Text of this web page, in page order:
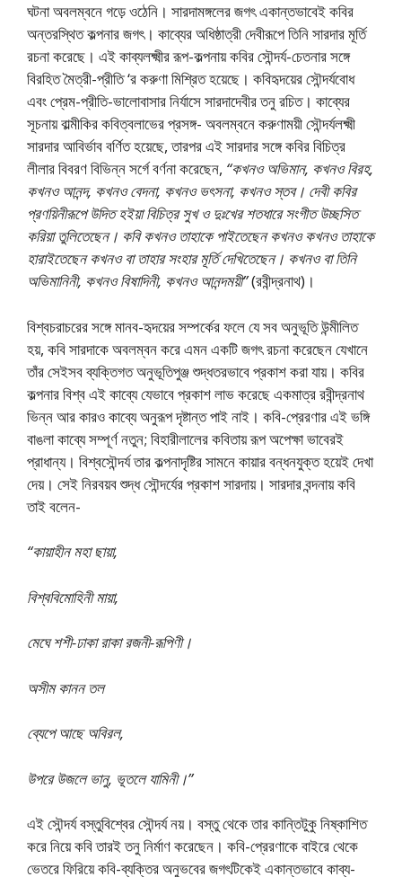
ঘটনা অবলম্বনে গড়ে ওঠেনি। সারদামঙ্গলের জগৎ একান্তভাবেই কবির
অন্তরস্থিত কল্পনার জগৎ। কাব্যের অধিষ্ঠাত্রী দেবীরূপে তিনি সারদার মূর্তি
রচনা করেছে। এই কাব্যলক্ষ্মীর রূপ-কল্পনায় কবির সৌন্দর্য-চেতনার সঙ্গে
বিরহিত মৈত্রী-প্রীতি ‘র করুণা মিশ্রিত হয়েছে। কবিহৃদয়ের সৌন্দর্যবােধ
এবং প্রেম-প্রীতি-ভালােবাসার নির্যাসে সারদাদেবীর তনু রচিত। কাব্যের
সূচনায় বাল্মীকির কবিত্বলাভের প্রসঙ্গ- অবলম্বনে করুণাময়ী সৌন্দর্যলক্ষ্মী
সারদার আবির্ভাব বর্ণিত হয়েছে, তারপর এই সারদার সঙ্গে কবির বিচিত্র
লীলার বিবরণ বিভিন্ন সর্গে বর্ণনা করেছেন, “কখনও অভিমান, কখনও বিরহ,
কখনও আনন্দ, কখনও বেদনা, কখনও ভৎসনা, কখনও স্তব। দেবী কবির
প্রণয়িনীরূপে উদিত হইয়া বিচিত্র সুখ ও দুঃখের শতধারে সংগীত উচ্ছসিত
করিয়া তুলিতেছেন। কবি কখনও তাহাকে পাইতেছেন কখনও কখনও তাহাকে
হারাইতেছেন কখনও বা তাহার সংহার মূর্তি দেখিতেছেন। কখনও বা তিনি
অভিমানিনী, কখনও বিষাদিনী, কখনও আনন্দময়ী”(রবীন্দ্রনাথ)।
বিশ্বচরাচরের সঙ্গে মানব-হৃদয়ের সম্পর্কের ফলে যে সব অনুভূতি উন্মীলিত
হয়, কবি সারদাকে অবলম্বন করে এমন একটি জগৎ রচনা করেছেন যেখানে
তাঁর সেইসব ব্যক্তিগত অনুভূতিপুঞ্জ শুদ্ধতরভাবে প্রকাশ করা যায়। কবির
কল্পনার বিশ্ব এই কাব্যে যেভাবে প্রকাশ লাভ করেছে একমাত্র রবীন্দ্রনাথ
ভিন্ন আর কারও কাব্যে অনুরূপ দৃষ্টান্ত পাই নাই। কবি-প্রেরণার এই ভঙ্গি
বাঙলা কাব্যে সম্পূর্ণ নতুন; বিহারীলালের কবিতায় রূপ অপেক্ষা ভাবেরই
প্রাধান্য। বিশ্বসৌন্দর্য তার কল্পনাদৃষ্টির সামনে কায়ার বন্ধনযুক্ত হয়েই দেখা
দেয়। সেই নিরবয়ব শুদ্ধ সৌন্দর্যের প্রকাশ সারদায়। সারদার বন্দনায় কবি
তাই বলেন-
“কায়াহীন মহা ছায়া,
বিশ্ববিমােহিনী মায়া,
মেঘে শশী-ঢাকা রাকা রজনী-রূপিণী।
অসীম কানন তল
ব্যেপে আছে অবিরল,
উপরে উজলে ভানু, ভূতলে যামিনী।”
এই সৌন্দর্য বস্তুবিশ্বের সৌন্দর্য নয়। বস্তু থেকে তার কান্তিটুকু নিষ্কাশিত
করে নিয়ে কবি তারই তনু নির্মাণ করেছেন। কবি-প্রেরণাকে বাইরে থেকে
ভেতরে ফিরিয়ে কবি-ব্যক্তির অনুভবের জগৎটিকেই একান্তভাবে কাব্য-